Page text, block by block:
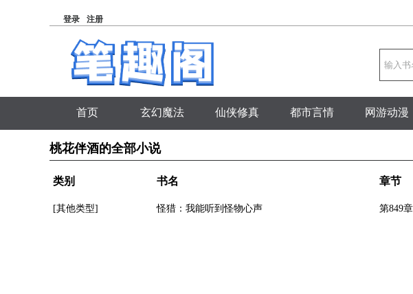
登录 注册
首页 玄幻魔法 仙侠修真 都市言情 网游动漫
桃花伴酒的全部小说
类别 书名 章节
[其他类型] 怪猎：我能听到怪物心声 第849章